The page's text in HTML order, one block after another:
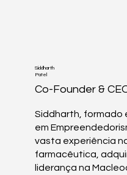
Siddharth
Patel
Co-Founder &
Siddharth, formado
em
vasta experiência
farmacêutica,
liderança na